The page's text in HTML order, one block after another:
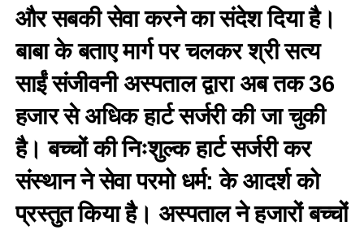
और सबकी सेवा करने का संदेश दिया है।
बाबा के बताए मार्ग पर चलकर श्री सत्य
साईं संजीवनी अस्पताल द्वारा अब तक 36
हजार से अधिक हार्ट सर्जरी की जा चुकी
है। बच्चों की निःशुल्क हार्ट सर्जरी कर
संस्थान ने सेवा परमो धर्म: के आदर्श को
प्रस्तुत किया है। अस्पताल ने हजारों बच्चों